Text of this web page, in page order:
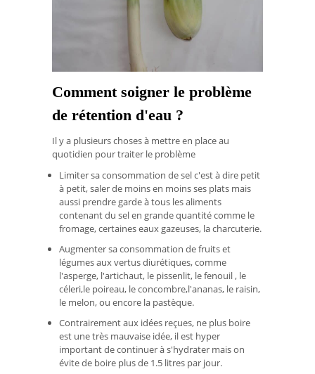
Comment soigner le problème
de rétention d'eau ?
Il y a plusieurs choses à mettre en place au
quotidien pour traiter le problème
Limiter sa consommation de sel c'est à dire petit
à petit, saler de moins en moins ses plats mais
aussi prendre garde à tous les aliments
contenant du sel en grande quantité comme le
fromage, certaines eaux gazeuses, la charcuterie.
Augmenter sa consommation de fruits et
légumes aux vertus diurétiques, comme
l'asperge, l'artichaut, le pissenlit, le fenouil , le
céleri,le poireau, le concombre,l'ananas, le raisin,
le melon, ou encore la pastèque.
Contrairement aux idées reçues, ne plus boire
est une très mauvaise idée, il est hyper
important de continuer à s'hydrater mais on
évite de boire plus de 1.5 litres par jour.